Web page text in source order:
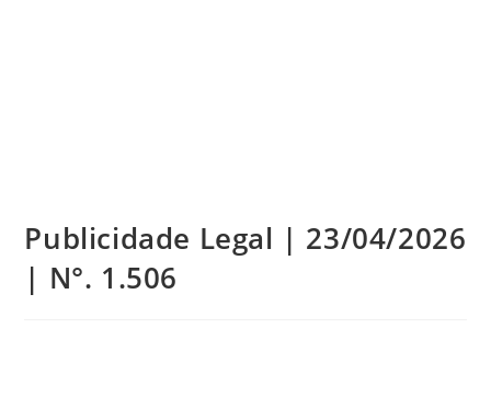
Publicidade Legal | 23/04/2026
| N°. 1.506